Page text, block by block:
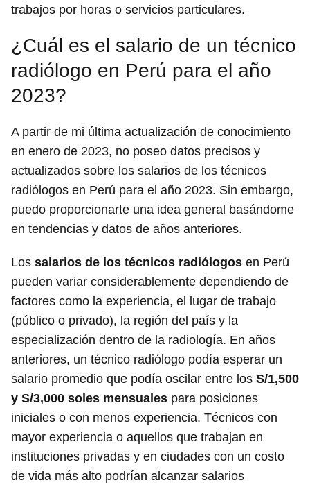
trabajos por horas o servicios particulares.
¿Cuál es el salario de un técnico
radiólogo en Perú para el año
2023?
A partir de mi última actualización de conocimiento
en enero de 2023, no poseo datos precisos y
actualizados sobre los salarios de los técnicos
radiólogos en Perú para el año 2023. Sin embargo,
puedo proporcionarte una idea general basándome
en tendencias y datos de años anteriores.
Los salarios de los técnicos radiólogos en Perú
pueden variar considerablemente dependiendo de
factores como la experiencia, el lugar de trabajo
(público o privado), la región del país y la
especialización dentro de la radiología. En años
anteriores, un técnico radiólogo podía esperar un
salario promedio que podía oscilar entre los S/1,500
y S/3,000 soles mensuales para posiciones
iniciales o con menos experiencia. Técnicos con
mayor experiencia o aquellos que trabajan en
instituciones privadas y en ciudades con un costo
de vida más alto podrían alcanzar salarios